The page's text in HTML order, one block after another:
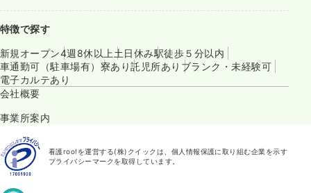
特徴で探す
新規オープン4週8休以上 土日休み駅徒歩５分以内
車通勤可（駐車場有） 寮あり託児所あり ブランク・未経験可
電子カルテあり
会社概要
事業所案内
看護roo!を運営する(株)クイックは、個人情報保護に取り組む企業を示す
プライバシーマークを取得しています。